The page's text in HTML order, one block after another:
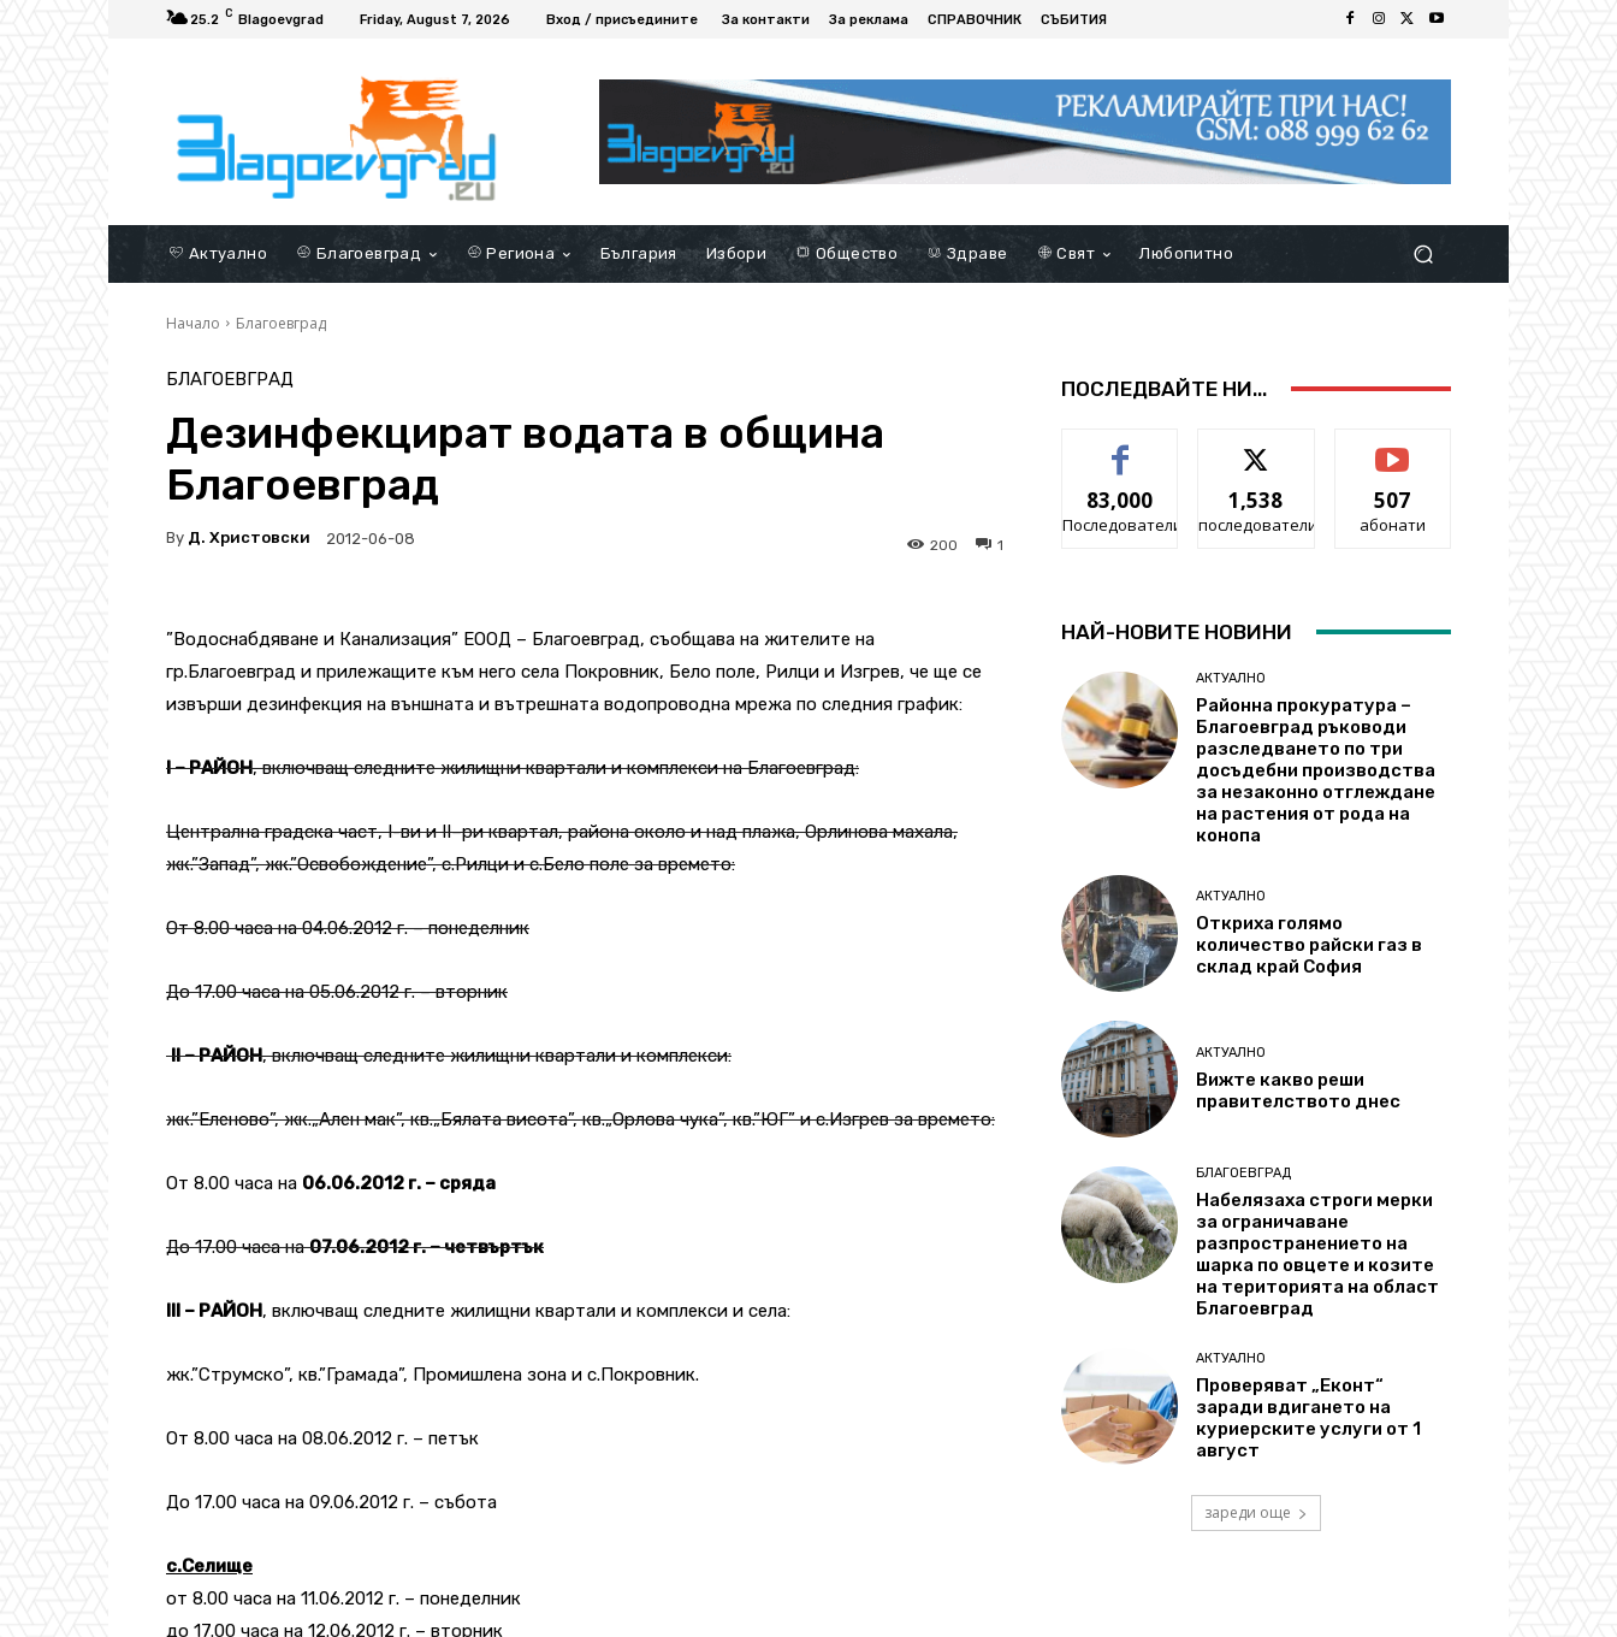
25.2 C Blagoevgrad Friday, August 7, 2026 Вход / присъедините За контакти За реклама СПРАВОЧНИК СЪБИТИЯ
Актуално Благоевград Региона България Избори Общество Здраве Свят Любопитно
Начало Благоевград
БЛАГОЕВГРАД
Дезинфекцират водата в община
Благоевград
By Д. Христовски 2012-06-08 1
200
”Водоснабдяване и Канализация” ЕООД – Благоевград, съобщава на жителите на
гр.Благоевград и прилежащите към него села Покровник, Бело поле, Рилци и Изгрев, че ще се
извърши дезинфекция на външната и вътрешната водопроводна мрежа по следния график:
I – РАЙОН, включващ следните жилищни квартали и комплекси на Благоевград:
Централна градска част, I-ви и II–ри квартал, района около и над плажа, Орлинова махала,
жк.”Запад”, жк.”Освобождение”, с.Рилци и с.Бело поле за времето:
От 8.00 часа на 04.06.2012 г. – понеделник
До 17.00 часа на 05.06.2012 г. – вторник
II – РАЙОН, включващ следните жилищни квартали и комплекси:
жк.”Еленово”, жк.„Ален мак”, кв.„Бялата висота”, кв.„Орлова чука”, кв.”ЮГ” и с.Изгрев за времето:
От 8.00 часа на 06.06.2012 г. – сряда
До 17.00 часа на07.06.2012 г. – четвъртък
III – РАЙОН, включващ следните жилищни квартали и комплекси и села:
жк.”Струмско”, кв.”Грамада”, Промишлена зона и с.Покровник.
От 8.00 часа на 08.06.2012 г. – петък
До 17.00 часа на 09.06.2012 г. – събота
с.Селище
от 8.00 часа на 11.06.2012 г. – понеделник
до 17.00 часа на 12.06.2012 г. – вторник
ПОСЛЕДВАЙТЕ НИ...
83,000
Последователи
1,538
последователи
507
абонати
НАЙ-НОВИТЕ НОВИНИ
АКТУАЛНО
Районна прокуратура –
Благоевград ръководи
разследването по три
досъдебни производства
за незаконно отглеждане
на растения от рода на
конопа
АКТУАЛНО
Откриха голямо
количество райски газ в
склад край София
АКТУАЛНО
Вижте какво реши
правителството днес
БЛАГОЕВГРАД
Набелязаха строги мерки
за ограничаване
разпространението на
шарка по овцете и козите
на територията на област
Благоевград
АКТУАЛНО
Проверяват „Еконт“
заради вдигането на
куриерските услуги от 1
август
зареди още